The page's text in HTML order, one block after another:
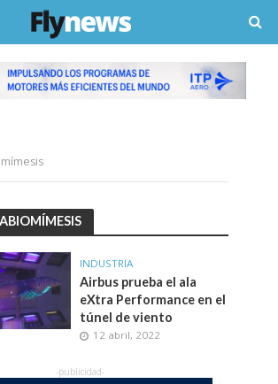
INDUSTRIA
Airbus prueba el ala
eXtra Performance en el
túnel de viento
12 abril, 2022